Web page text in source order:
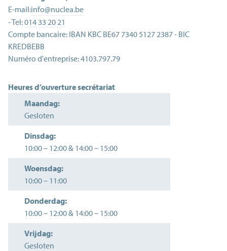
E-mail:info@nuclea.be
- Tel:014 33 20 21
Compte bancaire: IBAN KBC BE67 7340 5127 2387 - BIC
KREDBEBB
Numéro d'entreprise:4103.797.79
Heures d’ouverture secrétariat
Maandag:
Gesloten
Dinsdag:
10:00– 12:00& 14:00– 15:00
Woensdag:
10:00– 11:00
Donderdag:
10:00– 12:00& 14:00– 15:00
Vrijdag:
Gesloten